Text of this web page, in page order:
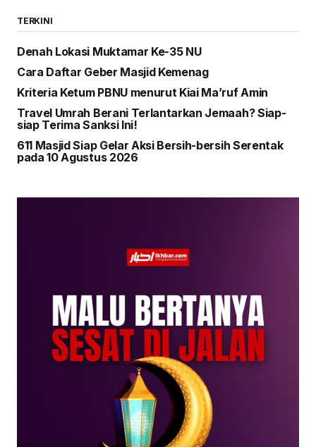
TERKINI
Denah Lokasi Muktamar Ke-35 NU
Cara Daftar Geber Masjid Kemenag
Kriteria Ketum PBNU menurut Kiai Ma’ruf Amin
Travel Umrah Berani Terlantarkan Jemaah? Siap-
siap Terima Sanksi Ini!
611 Masjid Siap Gelar Aksi Bersih-bersih Serentak
pada 10 Agustus 2026